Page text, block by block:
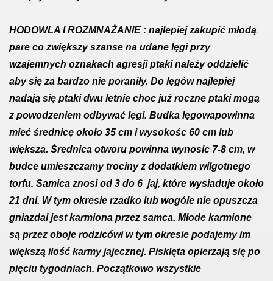
HODOWLA I ROZMNAŻANIE : najlepiej zakupić młodą
pare co zwiększy szanse na udane lęgi przy
wzajemnych oznakach agresji ptaki należy oddzielić
aby się za bardzo nie poraniły. Do lęgów najlepiej
nadają się ptaki dwu letnie choc już roczne ptaki mogą
z powodzeniem odbywać lęgi. Budka lęgowapowinna
mieć średnicę około 35 cm i wysokośc 60 cm lub
większa. Średnica otworu powinna wynosic 7-8 cm, w
budce umieszczamy trociny z dodatkiem wilgotnego
torfu. Samica znosi od 3 do 6 jaj, które wysiaduje około
21 dni. W tym okresie rzadko lub wogóle nie opuszcza
gniazdai jest karmiona przez samca. Młode karmione
są przez oboje rodzicówi w tym okresie podajemy im
większą ilość karmy jajecznej. Pisklęta opierzają się po
pięciu tygodniach. Początkowo wszystkie